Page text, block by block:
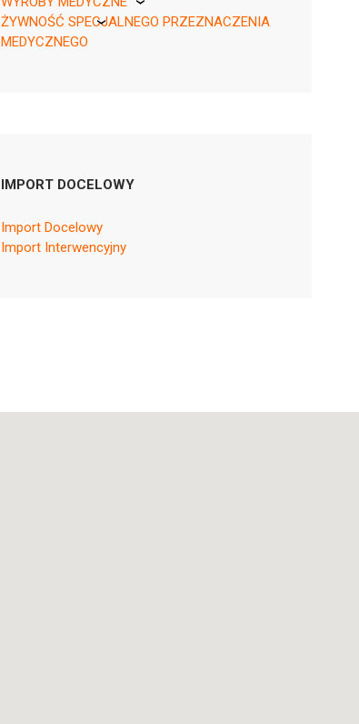
KikGel
ŻYWNOŚĆ SPECJALNEGO PRZEZNACZENIA
MEDYCZNEGO
IMPORT DOCELOWY
Import Docelowy
Import Interwencyjny